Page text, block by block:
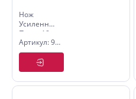
Нож
Усиленный
Плюс, 18
мм, PobeditАртикул: 9005106